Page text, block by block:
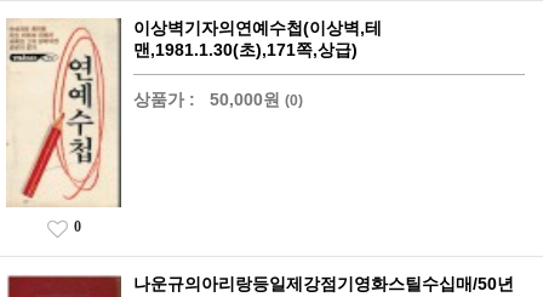
이상벽기자의연예수첩(이상벽,테
맨,1981.1.30(초),171쪽,상급)
상품가 : 50,000원 (0)
0
나운규의아리랑등일제강점기영화스틸수십매/50년